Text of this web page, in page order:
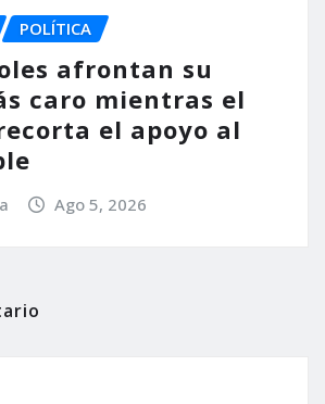
POLÍTICA
afrontan su
caro mientras el
el apoyo al
Ago 5, 2026